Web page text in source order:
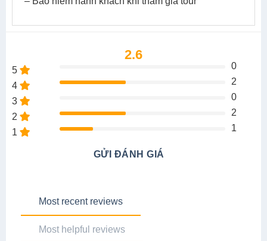
2.6
5
0
4
2
3
0
2
2
1
1
GỬI ĐÁNH GIÁ
Most recent reviews
Most helpful reviews